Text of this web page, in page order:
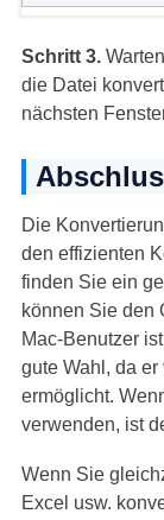
Schritt 3.
die Datei
nächsten
Die
den effizienten
finden Sie ein
können Sie den
Mac-Benutzer
gute Wahl, da
ermöglicht.
verwenden, ist
Wenn Sie
Excel usw.